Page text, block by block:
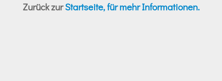
Zurück zurStartseite, für mehr Informationen.